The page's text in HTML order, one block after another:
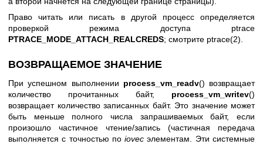
Право читать или писать в другой процесс определяется
проверкой режима доступа ptrace
PTRACE_MODE_ATTACH_REALCREDS; смотрите ptrace(2)
ВОЗВРАЩАЕМОЕ ЗНАЧЕНИЕ
При успешном выполнении process_vm_readv() возвращает
количество прочитанных байт, process_vm_writev()
возвращает количество записанных байт. Это значение может
быть меньше полного числа запрашиваемых байт, если
произошло частичное чтение/запись (частичная передача
выполняется с точностью поiovec элементам. Эти системные